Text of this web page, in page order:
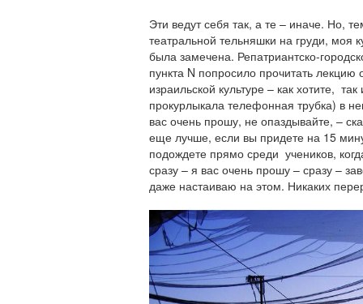
Эти ведут себя так, а те – иначе. Но,
театральной тельняшки на груди, моя
была замечена. Репатриантско-
пункта N попросило прочитать лекцию
израильской культуре – как хотите,
прокурлыкала телефонная трубка) в
вас очень прошу, не опаздывайте, –
еще лучше, если вы придете на 15
подождете прямо среди учеников,
сразу – я вас очень прошу – сразу –
даже настаиваю на этом. Никаких